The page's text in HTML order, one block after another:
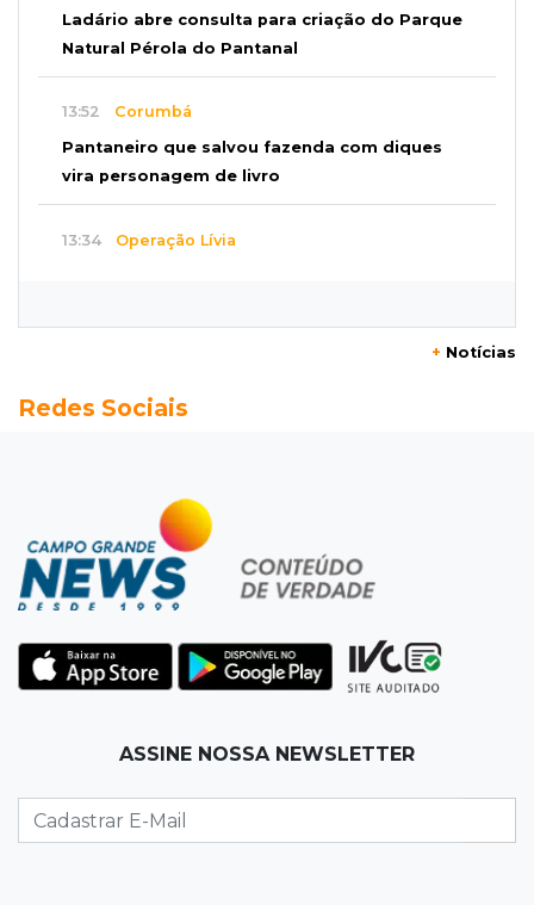
Ladário abre consulta para criação do Parque
Natural Pérola do Pantanal
13:52 Corumbá
Pantaneiro que salvou fazenda com diques
vira personagem de livro
13:34 Operação Lívia
MS chega a 25 cachaças registradas e amplia
Fraude eletrônica
Idoso tem R$ 39,7 mil retirados da conta em
três transferências misteriosas
O crescimento descontrolado das big techs
Árvore cai, bloqueia avenida e deixa comércio
+ Notícias
Redes Sociais
ASSINE NOSSA NEWSLETTER